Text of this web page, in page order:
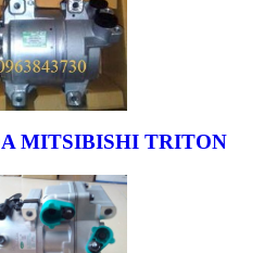
MITSIBISHI TRITON